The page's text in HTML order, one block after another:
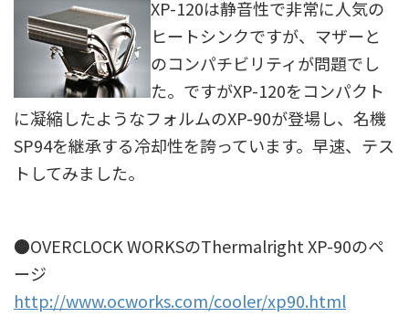
XP-120は静音性で非常に人気の
ヒートシンクですが、マザーと
のコンパチビリティが問題でし
た。ですがXP-120をコンパクト
に凝縮したようなフォルムのXP-90が登場し、名機
SP94を継承する冷却性を誇っています。早速、テス
トしてみました。
●OVERCLOCK WORKSのThermalright XP-90のペ
ージ
http://www.ocworks.com/cooler/xp90.html